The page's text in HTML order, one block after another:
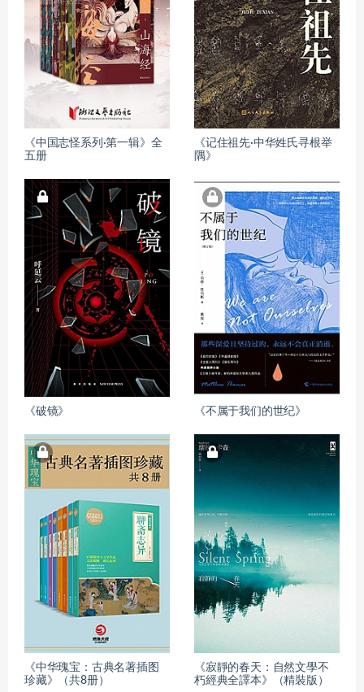
《中国志怪系列·第一辑》全
五册
《记住祖先·中华姓氏寻根举
隅》
《破镜》 《不属于我们的世纪》
《中华瑰宝：古典名著插图
珍藏》（共8册）
《寂靜的春天：自然文學不
朽經典全譯本》（精裝版）